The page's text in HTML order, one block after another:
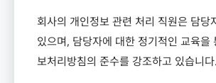
회사의 개인정보 관련 처리 직원은 담당
있으며, 담당자에 대한 정기적인 교육을
보처리방침의 준수를 강조하고 있습니다.